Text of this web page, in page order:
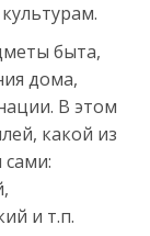
быта,
дома,
В этом
какой из
и т.п.